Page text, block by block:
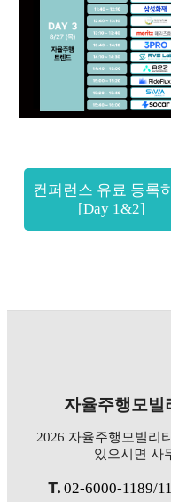
컨퍼런스 유료 등록
[Day 1&2]
자율주행모빌
2026 자율주행모빌리
있으시면 사
T. 02-6000-1189/